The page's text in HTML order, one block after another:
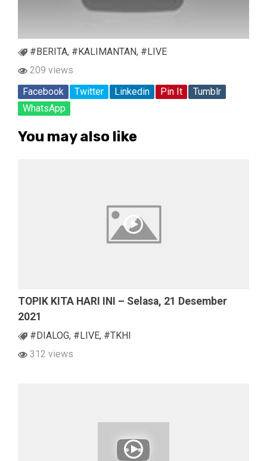
#BERITA, #KALIMANTAN, #LIVE
209 views
Facebook
Twitter Linkedin Pin It
Tumblr
WhatsApp
You may also like
TOPIK KITA HARI INI – Selasa, 21 Desember
2021
#DIALOG, #LIVE, #TKHI
312 views